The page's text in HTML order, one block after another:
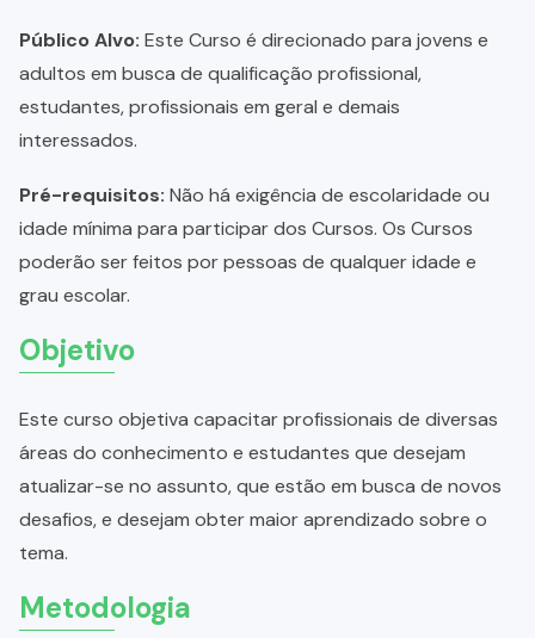
Público Alvo: Este Curso é direcionado para jovens e
adultos em busca de qualificação profissional,
estudantes, profissionais em geral e demais
interessados.
Pré-requisitos: Não há exigência de escolaridade ou
idade mínima para participar dos Cursos. Os Cursos
poderão ser feitos por pessoas de qualquer idade e
grau escolar.
Objetivo
Este curso objetiva capacitar profissionais de diversas
áreas do conhecimento e estudantes que desejam
atualizar-se no assunto, que estão em busca de novos
desafios, e desejam obter maior aprendizado sobre o
tema.
Metodologia